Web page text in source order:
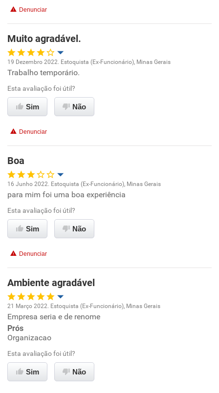
Recomenda a diretoria
Denunciar
Muito agradável.
Oportunidade de promoção
Ambiente de trabalho
Benefícios
Recomenda esta empresa
Recomenda a diretoria
19 Dezembro 2022. Estoquista (Ex-Funcionário), Minas Gerais
Trabalho temporário.
Esta avaliação foi útil?
Sim Não
Denunciar
Boa
Oportunidade de promoção
Ambiente de trabalho
Benefícios
Recomenda esta empresa
16 Junho 2022. Estoquista (Ex-Funcionário), Minas Gerais
para mim foi uma boa experiência
Esta avaliação foi útil?
Sim Não
Denunciar
Ambiente agradável
Oportunidade de promoção
Ambiente de trabalho
Conciliação com a vida familiar
21 Março 2022. Estoquista (Ex-Funcionário), Minas Gerais
Empresa seria e de renome
Prós
Organizacao
Esta avaliação foi útil?
Sim Não